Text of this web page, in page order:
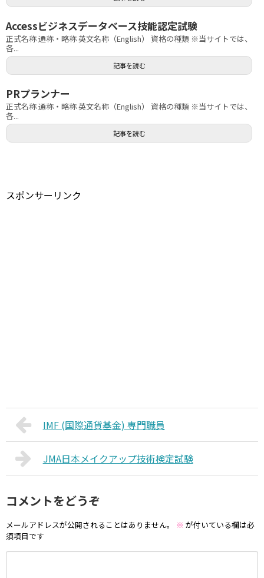
Accessビジネスデータベース技能認定試験
正式名称 通称・略称 英文名称（English） 資格の種類 ※当サイトでは、
各...
記事を読む
PRプランナー
正式名称 通称・略称 英文名称（English） 資格の種類 ※当サイトでは、
各...
記事を読む
スポンサーリンク
IMF (国際通貨基金) 専門職員
JMA日本メイクアップ技術検定試験
コメントをどうぞ
メールアドレスが公開されることはありません。 ※ が付いている欄は必
須項目です